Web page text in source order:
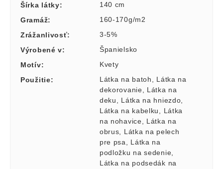
Šírka látky:
140 cm
Gramáž:
160-170g/m2
Zrážanlivosť:
3-5%
Výrobené v:
Španielsko
Motív:
Kvety
Použitie: Látka na batoh
Látka na
dekorovanie
Látka na
deku
Látka na hniezdo
Látka na kabelku
Látka
na nohavice
Látka na
obrus
Látka na pelech
pre psa
Látka na
podložku na sedenie
Látka na podsedák na